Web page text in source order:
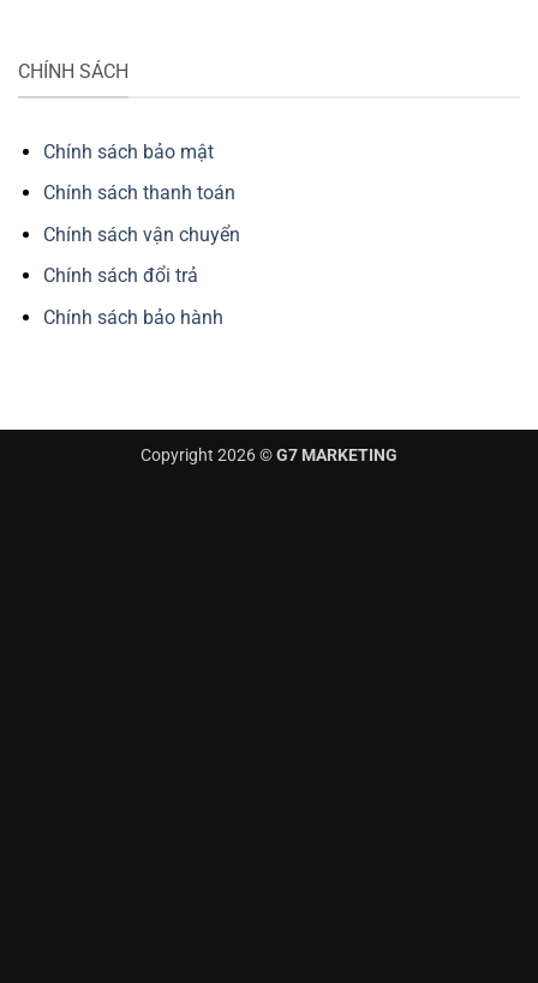
CHÍNH SÁCH
Chính sách bảo mật
Chính sách thanh toán
Chính sách vận chuyển
Chính sách đổi trả
Chính sách bảo hành
Copyright 2026 ©G7 MARKETING